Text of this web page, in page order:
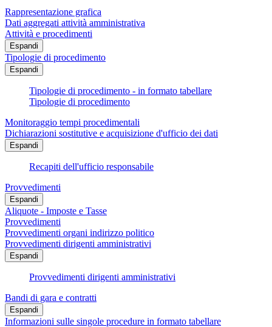
Rappresentazione grafica
Dati aggregati attività amministrativa
Attività e procedimenti
Espandi
Tipologie di procedimento
Espandi
Tipologie di procedimento - in formato tabellare
Tipologie di procedimento
Monitoraggio tempi procedimentali
Dichiarazioni sostitutive e acquisizione d'ufficio dei dati
Espandi
Recapiti dell'ufficio responsabile
Provvedimenti
Espandi
Aliquote - Imposte e Tasse
Provvedimenti
Provvedimenti organi indirizzo politico
Provvedimenti dirigenti amministrativi
Espandi
Provvedimenti dirigenti amministrativi
Bandi di gara e contratti
Espandi
Informazioni sulle singole procedure in formato tabellare